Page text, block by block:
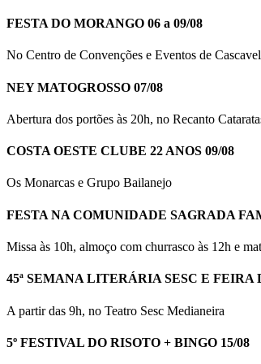
FESTA DO MORANGO 06 a 09/08
No Centro de Convenções e Eventos de Cascavel
NEY MATOGROSSO 07/08
Abertura dos portões às 20h, no Recanto
COSTA OESTE CLUBE 22 ANOS 09/08
Os Monarcas e Grupo Bailanejo
FESTA NA COMUNIDADE SAGRADA
Missa às 10h, almoço com churrasco às 12h e
45ª SEMANA LITERÁRIA SESC E FEIRA
A partir das 9h, no Teatro Sesc Medianeira
5º FESTIVAL DO RISOTO + BINGO 15/08